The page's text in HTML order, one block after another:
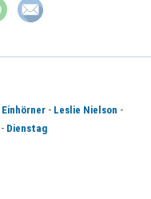
Einhörner- Leslie Nielson -
- Dienstag